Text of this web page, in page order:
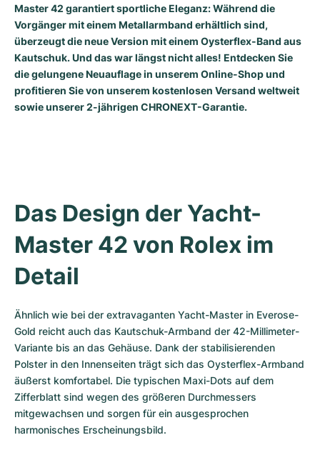
Roadster
Gebraucht
Damenuhren
Montbrillant
Gebraucht
Damenuhren
Gebraucht
Master 42 garantiert sportliche Eleganz: Während die
Vorgänger mit einem Metallarmband erhältlich sind,
überzeugt die neue Version mit einem Oysterflex-Band aus
Kautschuk. Und das war längst nicht alles! Entdecken Sie
die gelungene Neuauflage in unserem Online-Shop und
profitieren Sie von unserem kostenlosen Versand weltweit
sowie unserer 2-jährigen CHRONEXT-Garantie.
Das Design der Yacht-
Master 42 von Rolex im
Detail
Ähnlich wie bei der extravaganten Yacht-Master in Everose-
Gold reicht auch das Kautschuk-Armband der 42-Millimeter-
Variante bis an das Gehäuse. Dank der stabilisierenden
Polster in den Innenseiten trägt sich das Oysterflex-Armband
äußerst komfortabel. Die typischen Maxi-Dots auf dem
Zifferblatt sind wegen des größeren Durchmessers
mitgewachsen und sorgen für ein ausgesprochen
harmonisches Erscheinungsbild.